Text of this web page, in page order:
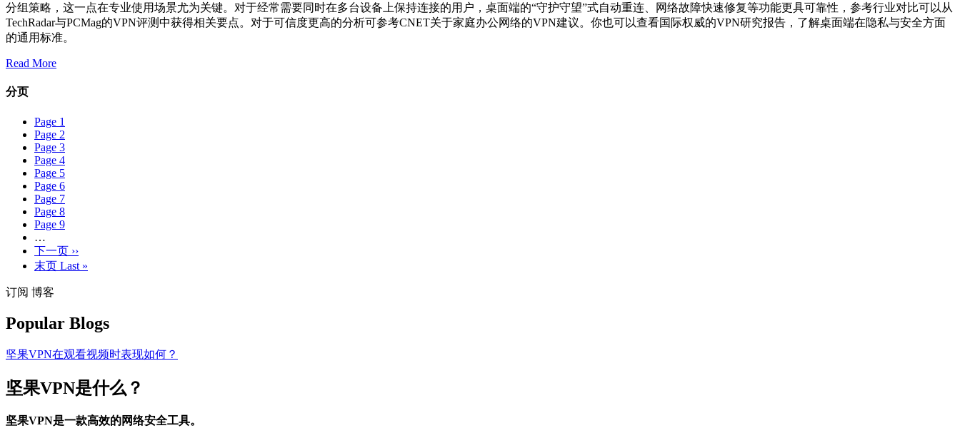
分组策略，这一点在专业使用场景尤为关键。对于经常需要同时在多台设备上保持连接的用户，桌面端的“守护守望”式自动重连、网络故障快速修复等功能更具可靠性，参考行业对比可以从
TechRadar与PCMag的VPN评测中获得相关要点。对于可信度更高的分析可参考CNET关于家庭办公网络的VPN建议。你也可以查看国际权威的VPN研究报告，了解桌面端在隐私与安全方面
的通用标准。
Read More
分页
Page 1
Page 2
Page 3
Page 4
Page 5
Page 6
Page 7
Page 8
Page 9
…
下一页 ››
末页 Last »
订阅 博客
Popular Blogs
坚果VPN在观看视频时表现如何？
坚果VPN是什么？
坚果VPN是一款高效的网络安全工具。